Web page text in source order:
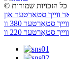
ווייך סטאַרטער 380 וו
ווייך סטאַרטער 220 וו